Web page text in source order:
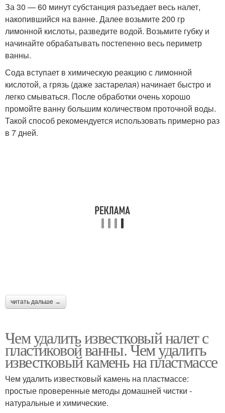
За 30 — 60 минут субстанция разъедает весь налет,
накопившийся на ванне. Далее возьмите 200 гр
лимонной кислоты, разведите водой. Возьмите губку и
начинайте обрабатывать постепенно весь периметр
ванны.
Сода вступает в химическую реакцию с лимонной
кислотой, а грязь (даже застарелая) начинает быстро и
легко смываться. После обработки очень хорошо
промойте ванну большим количеством проточной воды.
Такой способ рекомендуется использовать примерно раз
в 7 дней.
читать дальше →
Чем удалить известковый налет с
пластиковой ванны. Чем удалить
известковый камень на пластмассе
Чем удалить известковый камень на пластмассе:
простые проверенные методы домашней чистки -
натуральные и химические.